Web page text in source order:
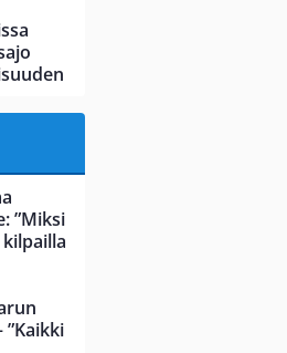
”Miksi